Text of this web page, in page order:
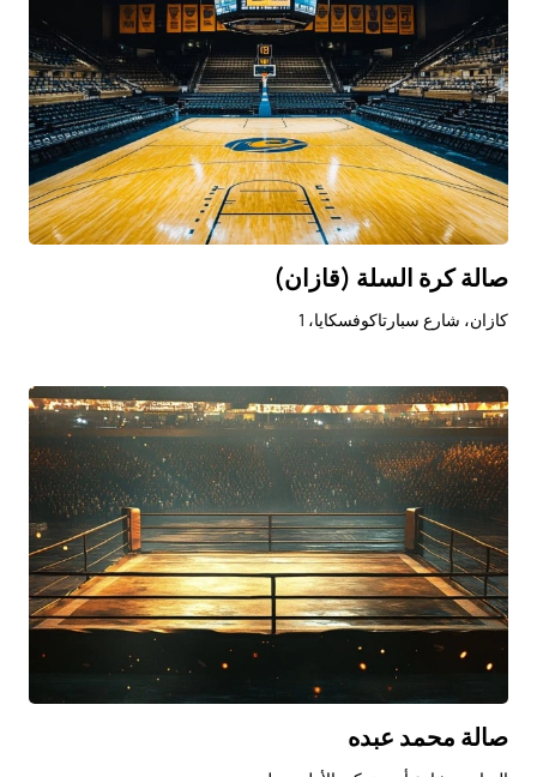
صالة كرة السلة (قازان)
كازان، شارع سبارتاكوفسكايا، 1
صالة محمد عبده